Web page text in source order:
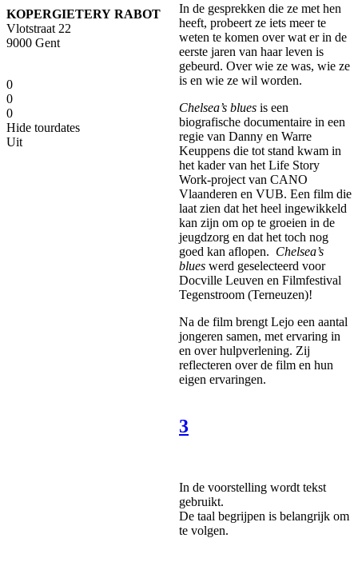
KOPERGIETERY RABOT
Vlotstraat 22
9000 Gent
0
0
0
Hide tourdates
Uit
In de gesprekken die ze met hen
heeft, probeert ze iets meer te
weten te komen over wat er in de
eerste jaren van haar leven is
gebeurd. Over wie ze was, wie ze
is en wie ze wil worden.
Chelsea’s blues is een
biografische documentaire in een
regie van Danny en Warre
Keuppens die tot stand kwam in
het kader van het Life Story
Work-project van CANO
Vlaanderen en VUB. Een film die
laat zien dat het heel ingewikkeld
kan zijn om op te groeien in de
jeugdzorg en dat het toch nog
goed kan aflopen. Chelsea’s
blues werd geselecteerd voor
Docville Leuven en Filmfestival
Tegenstroom (Terneuzen)!
Na de film brengt Lejo een aantal
jongeren samen, met ervaring in
en over hulpverlening. Zij
reflecteren over de film en hun
eigen ervaringen.
3
In de voorstelling wordt tekst
gebruikt.
De taal begrijpen is belangrijk om
te volgen.